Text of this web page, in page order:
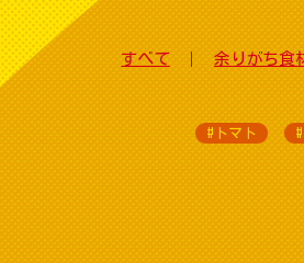
すべて 余りがち食
#トマト